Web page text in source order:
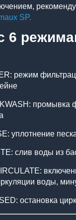
SP.
6
режим
промывка
уплотнение
слив воды из
воды,
остановка